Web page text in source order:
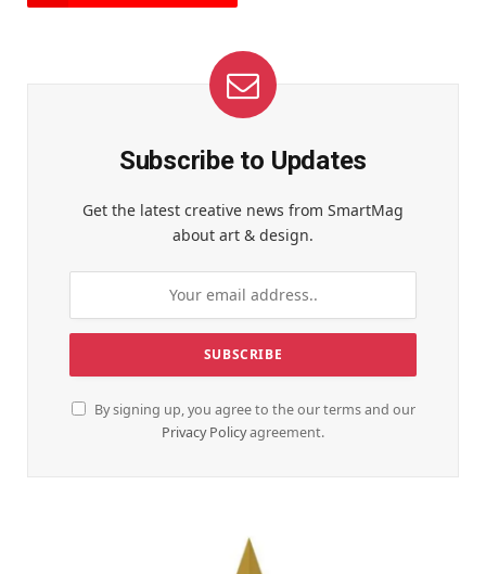
Subscribe to Updates
Get the latest creative news from SmartMag
about art & design.
By signing up, you agree to the our terms and our
Privacy Policyagreement.